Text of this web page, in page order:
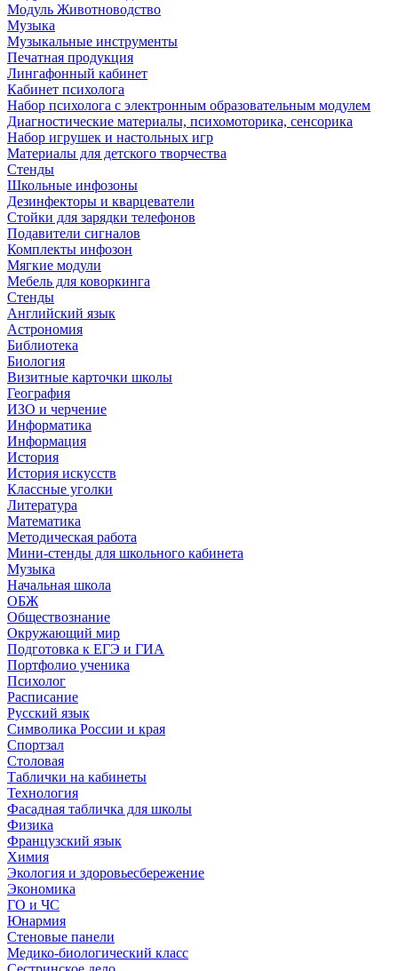
Модуль Животноводство
Музыка
Музыкальные инструменты
Печатная продукция
Лингафонный кабинет
Кабинет психолога
Набор психолога с электронным образовательным модулем
Диагностические материалы, психомоторика, сенсорика
Набор игрушек и настольных игр
Материалы для детского творчества
Стенды
Школьные инфозоны
Дезинфекторы и кварцеватели
Стойки для зарядки телефонов
Подавители сигналов
Комплекты инфозон
Мягкие модули
Мебель для коворкинга
Стенды
Английский язык
Астрономия
Библиотека
Биология
Визитные карточки школы
География
ИЗО и черчение
Информатика
Информация
История
История искусств
Классные уголки
Литература
Математика
Методическая работа
Мини-стенды для школьного кабинета
Музыка
Начальная школа
ОБЖ
Обществознание
Окружающий мир
Подготовка к ЕГЭ и ГИА
Портфолио ученика
Психолог
Расписание
Русский язык
Символика России и края
Спортзал
Столовая
Таблички на кабинеты
Технология
Фасадная табличка для школы
Физика
Французский язык
Химия
Экология и здоровьесбережение
Экономика
ГО и ЧС
Юнармия
Стеновые панели
Медико-биологический класс